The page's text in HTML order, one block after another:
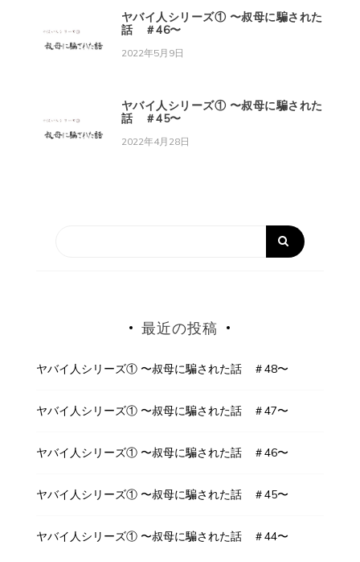
ヤバイ人シリーズ① 〜叔母に騙された
話 ＃46〜
2022年5月9日
ヤバイ人シリーズ① 〜叔母に騙された
話 ＃45〜
2022年4月28日
最近の投稿
ヤバイ人シリーズ① 〜叔母に騙された話 ＃48〜
ヤバイ人シリーズ① 〜叔母に騙された話 ＃47〜
ヤバイ人シリーズ① 〜叔母に騙された話 ＃46〜
ヤバイ人シリーズ① 〜叔母に騙された話 ＃45〜
ヤバイ人シリーズ① 〜叔母に騙された話 ＃44〜